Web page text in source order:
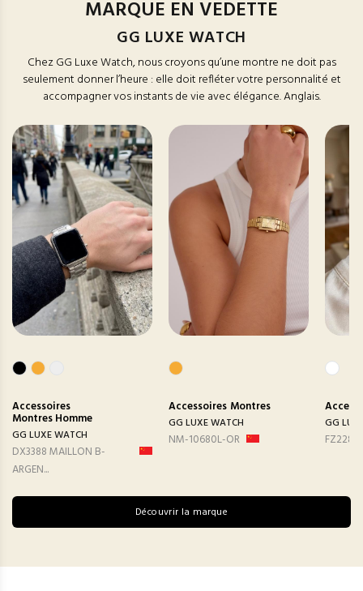
MARQUE EN VEDETTE
GG LUXE WATCH
Chez GG Luxe Watch, nous croyons qu’une montre ne doit pas
seulement donner l’heure : elle doit refléter votre personnalité et
accompagner vos instants de vie avec élégance. Anglais.
Accessoires
Montres Homme
GG LUXE WATCH
DX3388 MAILLON B-
ARGEN...
Accessoires Montres
GG LUXE WATCH
NM-10680L-OR
GG
FZ2282
Découvrir la marque